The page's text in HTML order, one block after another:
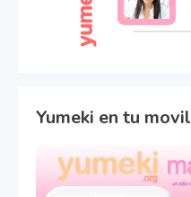
Yumeki en tu movil